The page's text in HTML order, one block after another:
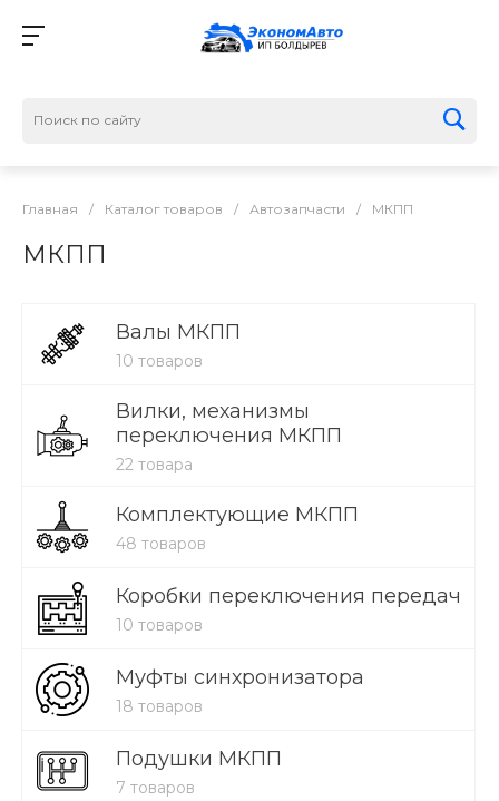
Главная / Каталог товаров / Автозапчасти / МКПП
МКПП
Валы МКПП
10 товаров
Вилки, механизмы
переключения МКПП
22 товара
Комплектующие МКПП
48 товаров
Коробки переключения передач
10 товаров
Муфты синхронизатора
18 товаров
Подушки МКПП
7 товаров